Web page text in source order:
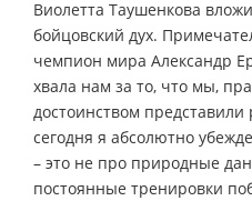
Виолетта Таушенкова
бойцовский дух.
чемпион мира Александр
хвала нам за то, что мы,
достоинством
сегодня я абсолютно
– это не про природные
постоянные тренировки